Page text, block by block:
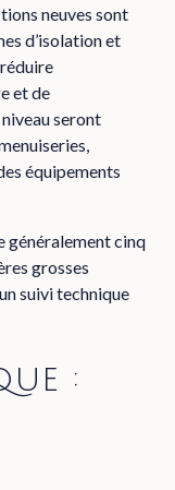
neuves sont
d’isolation et
et de
seront
équipements
généralement cinq
grosses
suivi technique
: